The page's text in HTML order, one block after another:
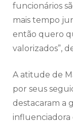
funcionários
mais tempo
então quero
valorizados”,
A atitude de
por seus
destacaram a
influenciadora